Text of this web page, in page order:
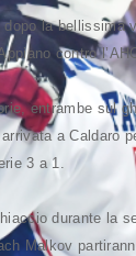
la
contro
entrambe sul
a Caldaro
3 a 1.
durante la
Malkov